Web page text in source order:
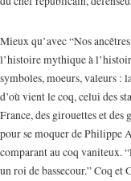
Mieux qu’avec “Nos
l’histoire mythique à
symboles, moeurs, valeurs :
d’où vient le coq, celui des
France, des girouettes et des
pour se moquer de Philippe
comparant au coq vaniteux.
un roi de bassecour.” Coq et